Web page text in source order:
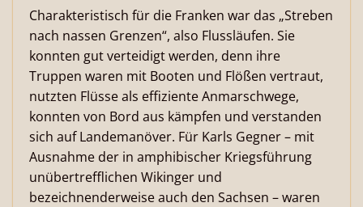
Charakteristisch für die Franken war das „Streben
nach nassen Grenzen“, also Flussläufen. Sie
konnten gut verteidigt werden, denn ihre
Truppen waren mit Booten und Flößen vertraut,
nutzten Flüsse als effiziente Anmarschwege,
konnten von Bord aus kämpfen und verstanden
sich auf Landemanöver. Für Karls Gegner – mit
Ausnahme der in amphibischer Kriegsführung
unübertrefflichen Wikinger und
bezeichnenderweise auch den Sachsen – waren